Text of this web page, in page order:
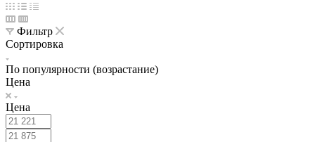
Фильтр
Сортировка
По популярности (возрастание)
Цена
Цена